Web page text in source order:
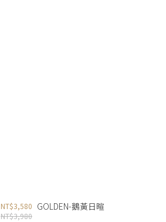
NT$3,580
NT$3,980
GOLDEN-鵝黃日暄